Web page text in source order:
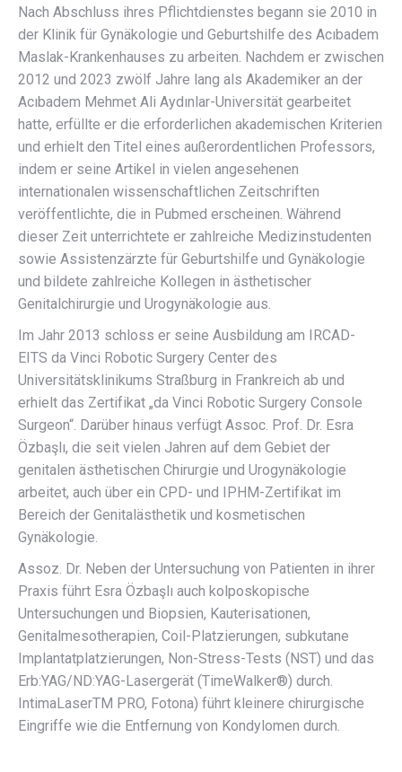
Nach Abschluss ihres Pflichtdienstes begann sie 2010 in
der Klinik für Gynäkologie und Geburtshilfe des Acıbadem
Maslak-Krankenhauses zu arbeiten. Nachdem er zwischen
2012 und 2023 zwölf Jahre lang als Akademiker an der
Acıbadem Mehmet Ali Aydınlar-Universität gearbeitet
hatte, erfüllte er die erforderlichen akademischen Kriterien
und erhielt den Titel eines außerordentlichen Professors,
indem er seine Artikel in vielen angesehenen
internationalen wissenschaftlichen Zeitschriften
veröffentlichte, die in Pubmed erscheinen. Während
dieser Zeit unterrichtete er zahlreiche Medizinstudenten
sowie Assistenzärzte für Geburtshilfe und Gynäkologie
und bildete zahlreiche Kollegen in ästhetischer
Genitalchirurgie und Urogynäkologie aus.
Im Jahr 2013 schloss er seine Ausbildung am IRCAD-
EITS da Vinci Robotic Surgery Center des
Universitätsklinikums Straßburg in Frankreich ab und
erhielt das Zertifikat „da Vinci Robotic Surgery Console
Surgeon“. Darüber hinaus verfügt Assoc. Prof. Dr. Esra
Özbaşlı, die seit vielen Jahren auf dem Gebiet der
genitalen ästhetischen Chirurgie und Urogynäkologie
arbeitet, auch über ein CPD- und IPHM-Zertifikat im
Bereich der Genitalästhetik und kosmetischen
Gynäkologie.
Assoz. Dr. Neben der Untersuchung von Patienten in ihrer
Praxis führt Esra Özbaşlı auch kolposkopische
Untersuchungen und Biopsien, Kauterisationen,
Genitalmesotherapien, Coil-Platzierungen, subkutane
Implantatplatzierungen, Non-Stress-Tests (NST) und das
Erb:YAG/ND:YAG-Lasergerät (TimeWalker®) durch.
IntimaLaserTM PRO, Fotona) führt kleinere chirurgische
Eingriffe wie die Entfernung von Kondylomen durch.